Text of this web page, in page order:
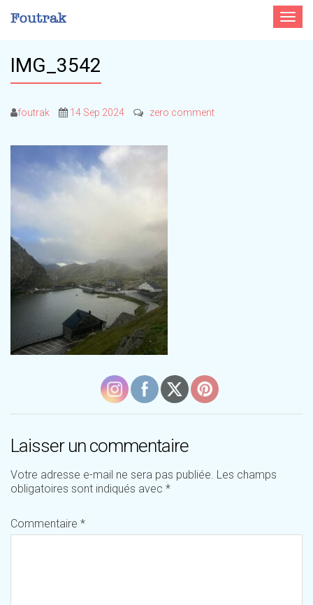
Toggle
IMG_3542
foutrak 14 Sep 2024 zero comment
Laisser un commentaire
Votre adresse e-mail ne sera pas publiée. Les champs
obligatoires sont indiqués avec *
Commentaire *